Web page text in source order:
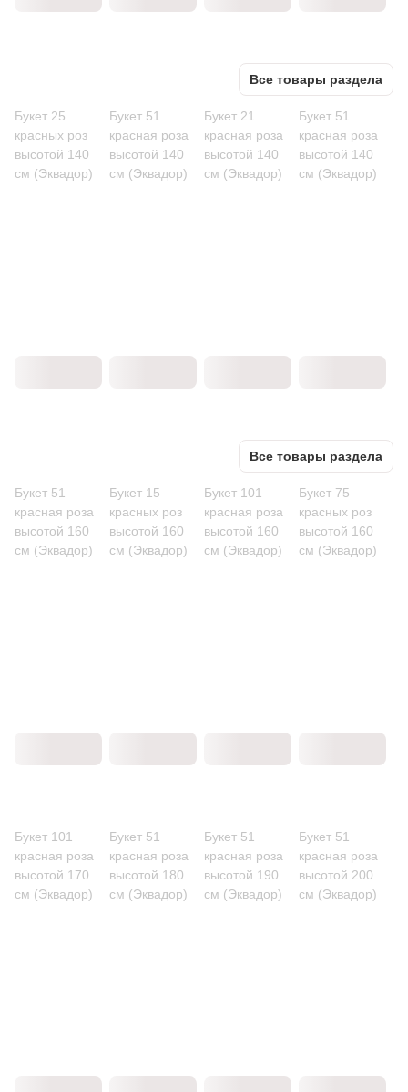
Все товары раздела
Букет 25
красных роз
высотой 140
см (Эквадор)
Букет 51
красная роза
высотой 140
см (Эквадор)
Букет 21
красная роза
высотой 140
см (Эквадор)
Букет 51
красная роза
высотой 140
см (Эквадор)
Все товары раздела
Букет 51
красная роза
высотой 160
см (Эквадор)
Букет 15
красных роз
высотой 160
см (Эквадор)
Букет 101
красная роза
высотой 160
см (Эквадор)
Букет 75
красных роз
высотой 160
см (Эквадор)
Букет 101
красная роза
высотой 170
см (Эквадор)
Букет 51
красная роза
высотой 180
см (Эквадор)
Букет 51
красная роза
высотой 190
см (Эквадор)
Букет 51
красная роза
высотой 200
см (Эквадор)